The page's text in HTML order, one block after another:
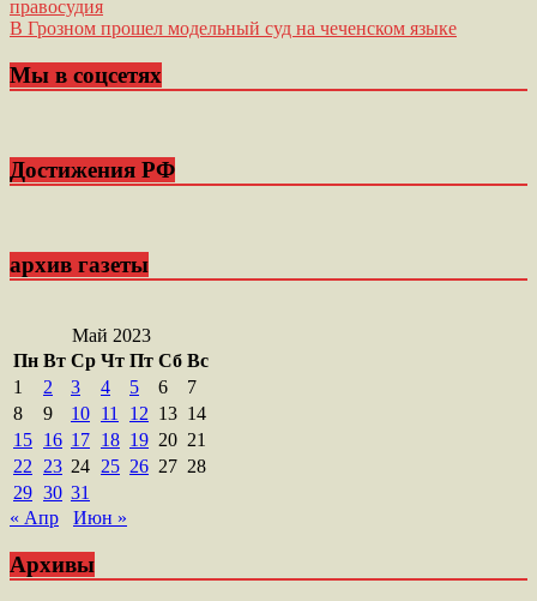
по
правосудия
В Грозном прошел модельный суд на чеченском языке
Мы в соцсетях
Достижения РФ
архив газеты
Май 2023
Пн Вт Ср Чт Пт Сб Вс
1
2 3 4 5 6
7
8
9 10 11 12 13 14
15 16 17 18 19 20 21
22
23 24 25 26 27 28
29 30 31
« Апр
Июн »
Архивы